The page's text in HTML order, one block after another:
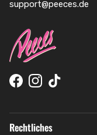
support@peeces.de
Facebook
Instagram
TikTok
Rechtliches